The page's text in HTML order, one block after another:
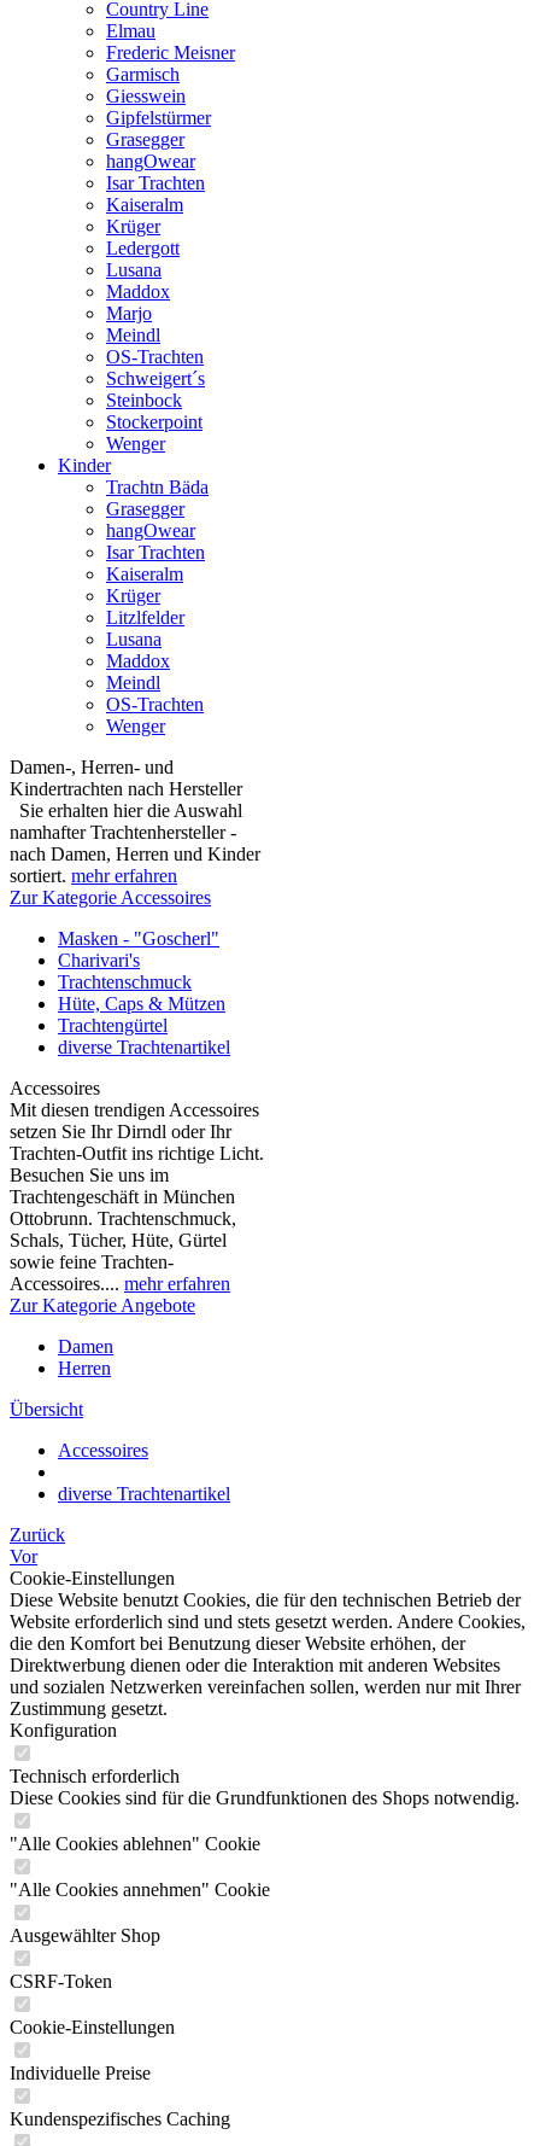
Country Line
Elmau
Frederic Meisner
Garmisch
Giesswein
Gipfelstürmer
Grasegger
hangOwear
Isar Trachten
Kaiseralm
Krüger
Ledergott
Lusana
Maddox
Marjo
Meindl
OS-Trachten
Schweigert´s
Steinbock
Stockerpoint
Wenger
Kinder
Trachtn Bäda
Grasegger
hangOwear
Isar Trachten
Kaiseralm
Krüger
Litzlfelder
Lusana
Maddox
Meindl
OS-Trachten
Wenger
Damen-, Herren- und
Kindertrachten nach Hersteller
Sie erhalten hier die Auswahl
namhafter Trachtenhersteller -
nach Damen, Herren und Kinder
sortiert. mehr erfahren
Zur Kategorie Accessoires
Masken - "Goscherl"
Charivari's
Trachtenschmuck
Hüte, Caps & Mützen
Trachtengürtel
diverse Trachtenartikel
Accessoires
Mit diesen trendigen Accessoires
setzen Sie Ihr Dirndl oder Ihr
Trachten-Outfit ins richtige Licht.
Besuchen Sie uns im
Trachtengeschäft in München
Ottobrunn. Trachtenschmuck,
Schals, Tücher, Hüte, Gürtel
sowie feine Trachten-
Accessoires.... mehr erfahren
Zur Kategorie Angebote
Damen
Herren
Übersicht
Accessoires
diverse Trachtenartikel
Zurück
Vor
Cookie-Einstellungen
Diese Website benutzt Cookies, die für den technischen Betrieb der
Website erforderlich sind und stets gesetzt werden. Andere Cookies,
die den Komfort bei Benutzung dieser Website erhöhen, der
Direktwerbung dienen oder die Interaktion mit anderen Websites
und sozialen Netzwerken vereinfachen sollen, werden nur mit Ihrer
Zustimmung gesetzt.
Konfiguration
Technisch erforderlich
Diese Cookies sind für die Grundfunktionen des Shops notwendig.
"Alle Cookies ablehnen" Cookie
"Alle Cookies annehmen" Cookie
Ausgewählter Shop
CSRF-Token
Cookie-Einstellungen
Individuelle Preise
Kundenspezifisches Caching